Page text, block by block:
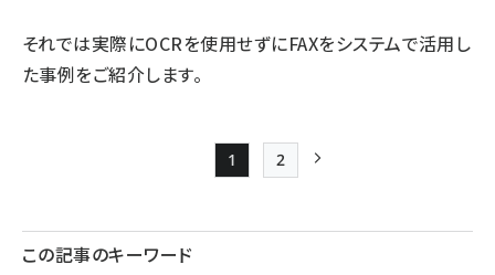
それでは実際にOCRを使用せずにFAXをシステムで活用し
た事例をご紹介します。
Page
1
Page
2
この記事のキーワード